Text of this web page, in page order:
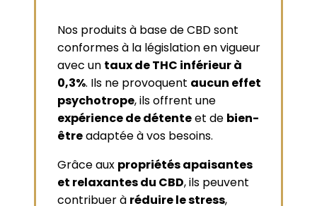
Nos produits à base de CBD sont
conformes à la législation en vigueur
avec un taux de THC inférieur à
0,3%. Ils ne provoquent aucun effet
psychotrope, ils offrent une
expérience de détenteet de bien-
êtreadaptée à vos besoins.
Grâce aux propriétés apaisantes
et relaxantes du CBD, ils peuvent
contribuer à réduire le stress,